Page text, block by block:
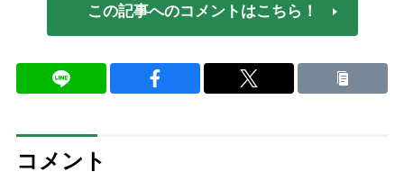
この記事へのコメントはこちら！
コメント